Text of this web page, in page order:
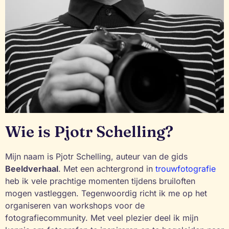
Wie is Pjotr Schelling?
Mijn naam is Pjotr Schelling, auteur van de gids
Beeldverhaal. Met een achtergrond in trouwfotografie
heb ik vele prachtige momenten tijdens bruiloften
mogen vastleggen. Tegenwoordig richt ik me op het
organiseren van workshops voor de
fotografiecommunity. Met veel plezier deel ik mijn